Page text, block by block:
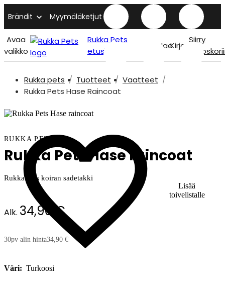
Brändit Myymäläketjut
Avaa
valikko
Rukka Pets
etusivu
HaeKirjaudu
Siirry
Rukka pets Tuotteet
Vaatteet
Rukka Pets Hase Raincoat
Lisää
toivelistalle
RUKKA PETS
Rukka Pets Hase raincoat
Rukka Pets koiran sadetakki
Alk. 34,90 €
30pv alin hinta34,90 €
Väri: Turkoosi